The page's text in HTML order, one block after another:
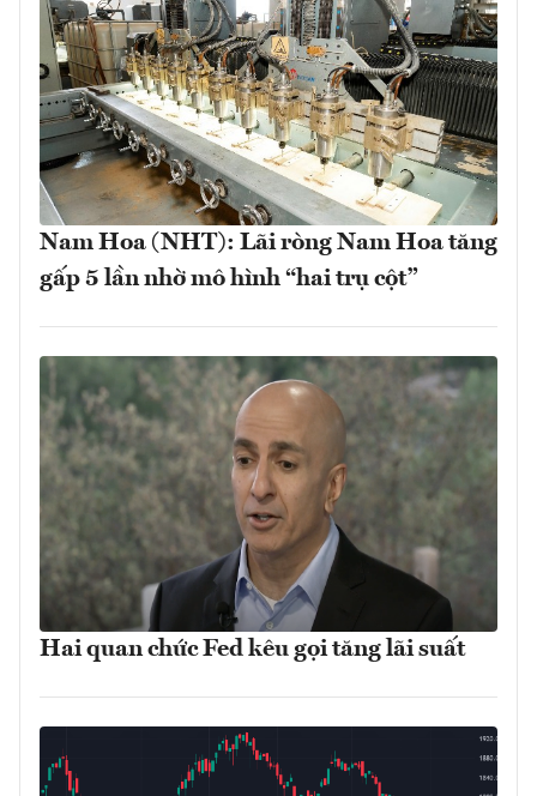
Nam Hoa (NHT): Lãi ròng Nam Hoa tăng
gấp 5 lần nhờ mô hình “hai trụ cột”
Hai quan chức Fed kêu gọi tăng lãi suất